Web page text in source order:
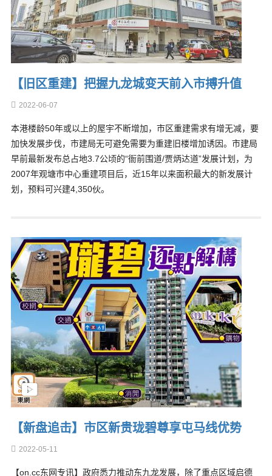
【旧区重建】把握九龙城变天前入市搏升值
2022-06-07
本港楼龄50年或以上的屋宇不断增加，市区重建需求有增无减，要
加快发展步伐，市建局无可避免需要为重建旧楼增加诱因。市建局
早前最新发布总占地3.7公顷的“衙前围道/贾炳达道”发展计划，为
2007年观塘市中心重建项目后，近15年以来面积最大的新发展计
划，预料可兴建4,350伙。
【新盘追击】市区新贵珑碧尊享屯马线优势
2022-05-11
【on.cc东网专讯】政府悉力推动东九龙发展，除了重点区域启德